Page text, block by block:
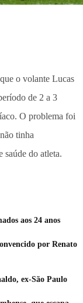
o volante Lucas
de 2 a 3
O problema foi
tinha
saúde do atleta.
aos 24 anos
por Renato
ex-São Paulo